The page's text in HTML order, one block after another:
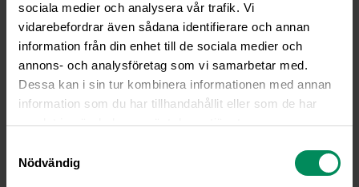
sociala medier och analysera vår trafik. Vi
vidarebefordrar även sådana identifierare och annan
information från din enhet till de sociala medier och
annons- och analysföretag som vi samarbetar med.
Dessa kan i sin tur kombinera informationen med annan
information som du har tillhandahållit eller som de har
samlat in när du har använt deras tjänster.
Nödvändig
Kontakt och bokning
Lediga tjänster
Medarbetare på besök
Om oss och om verksamheten
Operationsavdelningen
Tandvård av hund och katt
Telefonväxel
Veterinären ger råd